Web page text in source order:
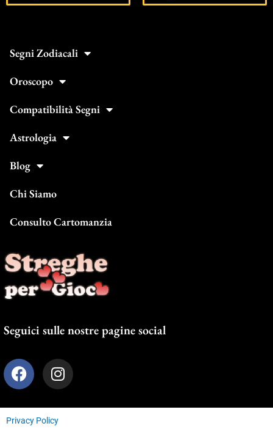
Segni Zodiacali
Oroscopo
Compatibilità Segni
Astrologia
Blog
Chi Siamo
Consulto Cartomanzia
Seguici sulle nostre pagine social
F
a
e
b
I
n
t
a
Privacy Policy